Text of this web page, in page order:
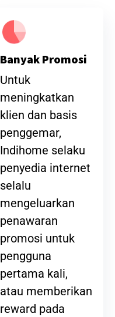
Banyak Promosi
Untuk
meningkatkan
klien dan basis
penggemar,
Indihome selaku
penyedia internet
selalu
mengeluarkan
penawaran
promosi untuk
pengguna
pertama kali,
atau memberikan
reward pada